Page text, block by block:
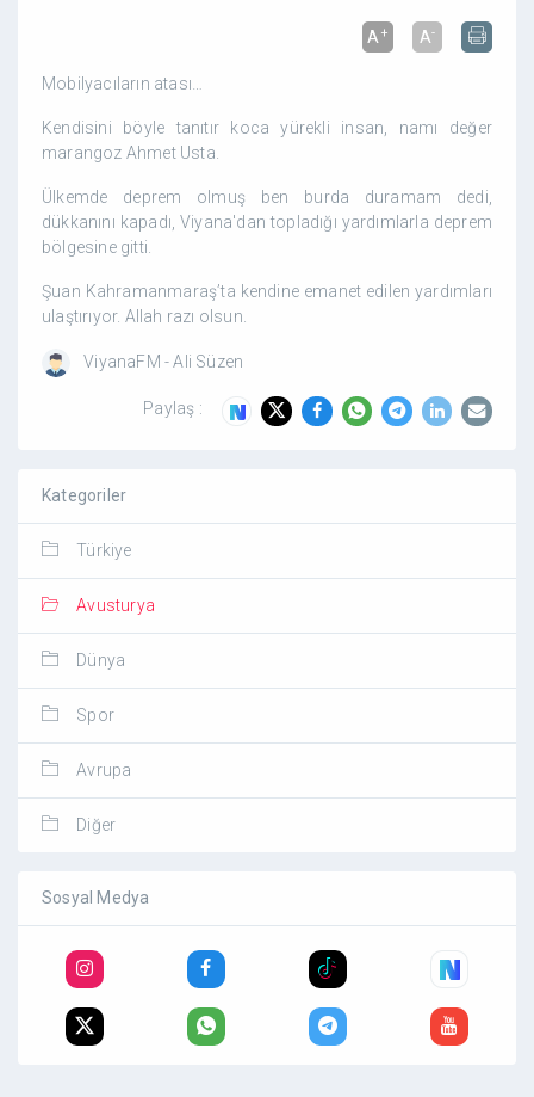
A+ A-
Mobilyacıların atası…
Kendisini böyle tanıtır koca yürekli insan, namı değer
marangoz Ahmet Usta.
Ülkemde deprem olmuş ben burda duramam dedi,
dükkanını kapadı, Viyana'dan topladığı yardımlarla deprem
bölgesine gitti.
Şuan Kahramanmaraş’ta kendine emanet edilen yardımları
ulaştırıyor. Allah razı olsun.
ViyanaFM - Ali Süzen
Paylaş :
Kategoriler
Türkiye
Avusturya
Dünya
Spor
Avrupa
Diğer
Sosyal Medya